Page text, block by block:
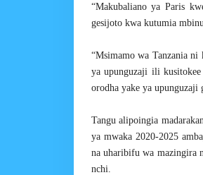
“Makubaliano ya Paris
gesijoto kwa kutumia
“Msimamo wa Tanzania
ya upunguzaji ili
orodha yake ya upunguzaji
Tangu alipoingia
ya mwaka 2020-2025
na uharibifu wa mazingira
nchi.